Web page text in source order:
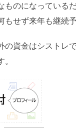
のになっている
せず来年も継続予
資金はシストレ